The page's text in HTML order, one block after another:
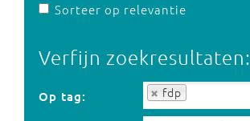
Sorteer op relevantie
Verfijn zoekresultaten:
Op tag: fdp
Op tag: